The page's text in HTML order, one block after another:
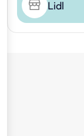
Lidl